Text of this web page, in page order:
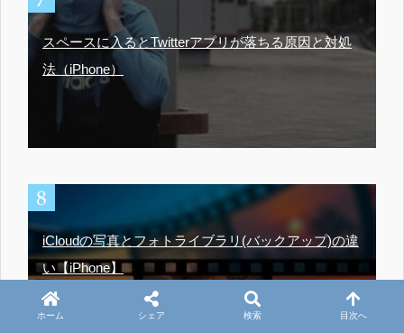
スペースに入るとTwitterアプリが落ちる原因と対処
法（iPhone）
iCloudの写真とフォトライブラリ(バックアップ)の違
い【iPhone】
ホーム シェア 検索 目次へ